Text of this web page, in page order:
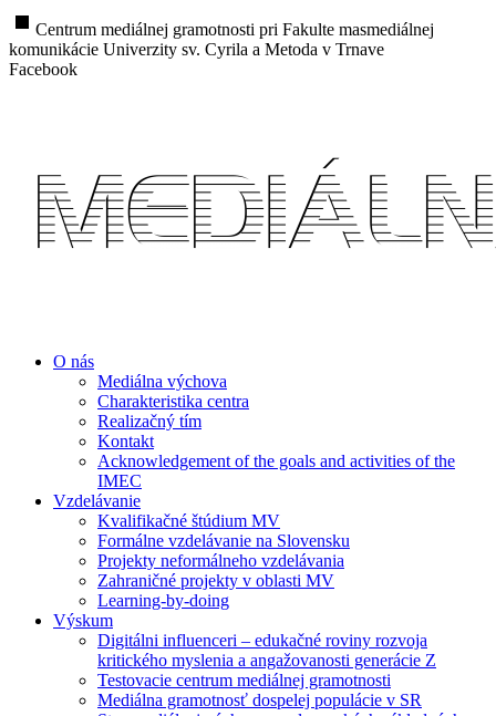
stop Centrum mediálnej gramotnosti pri Fakulte masmediálnej
komunikácie Univerzity sv. Cyrila a Metoda v Trnave
Facebook
O nás
Mediálna výchova
Charakteristika centra
Realizačný tím
Kontakt
Acknowledgement of the goals and activities of the
IMEC
Vzdelávanie
Kvalifikačné štúdium MV
Formálne vzdelávanie na Slovensku
Projekty neformálneho vzdelávania
Zahraničné projekty v oblasti MV
Learning-by-doing
Výskum
Digitálni influenceri – edukačné roviny rozvoja
kritického myslenia a angažovanosti generácie Z
Testovacie centrum mediálnej gramotnosti
Mediálna gramotnosť dospelej populácie v SR